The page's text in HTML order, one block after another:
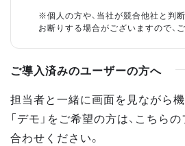
※個人の方や、当社が競合他社と判
お断りする場合がございますので、
ご導入済みのユーザーの方へ
担当者と一緒に画面を見ながら
「デモ」をご希望の方は、こちら
合わせください。